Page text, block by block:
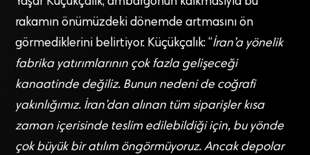
rakamın önümüzdeki dönemde artmasını ön
görmediklerini belirtiyor. Küçükçalık: “ İran’a yönelik
fabrika yatırımlarının çok fazla gelişeceği
kanaatinde değiliz. Bunun nedeni de coğrafi
yakınlığımız. İran’dan alınan tüm siparişler kısa
zaman içerisinde teslim edilebildiği için, bu yönde
çok büyük bir atılım öngörmüyoruz. Ancak depolar